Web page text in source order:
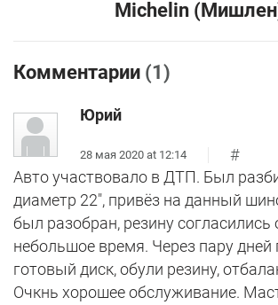
Michelin
Комментарии (1)
Юрий
28 мая 2020 at 12:14
#
Авто участвовало в ДТП. Был
диаметр 22", привёз на данный
был разобран, резину согласились
небольшое время. Через пару дней
готовый диск, обули резину,
Очкнь хорошее обслуживание.